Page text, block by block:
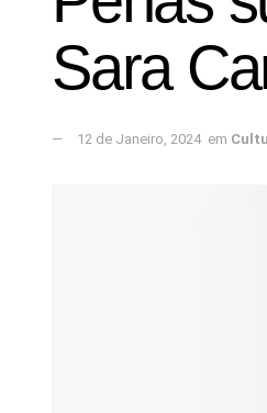
Sara
12 de Janeiro, 2024 em